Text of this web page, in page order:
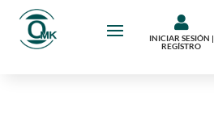

INICIAR SESIÓN |
REGÍSTRO